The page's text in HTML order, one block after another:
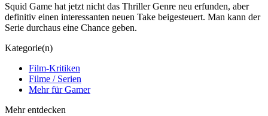
Squid Game hat jetzt nicht das Thriller Genre neu erfunden, aber
definitiv einen interessanten neuen Take beigesteuert. Man kann der
Serie durchaus eine Chance geben.
Kategorie(n)
Film-Kritiken
Filme / Serien
Mehr für Gamer
Mehr entdecken